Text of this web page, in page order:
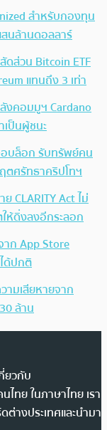
สำหรับกองทุน
นล้านดอลลาร์
ส่วน Bitcoin ETF
แทนถึง 3 เท่า
งคอมมูฯ Cardano
ป็นผู้ชนะ
อบล็อก รับทรัพย์คน
ตศรัทธาคริปโทฯ
CLARITY Act ไม่
ห้ดิ่งลงอีกระลอก
าก App Store
ด้ปกติ
ามเสียหายจาก
ล้าน
ยวกับ
ไทย ในภาษาไทย เรา
างประเทศและนำมา